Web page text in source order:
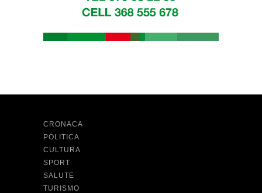
CRONACA
POLITICA
CULTURA
SPORT
SALUTE
TURISMO